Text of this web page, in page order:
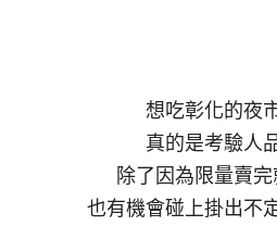
想吃彰化的夜
真的是考驗人
除了因為限量賣
也有機會碰上掛出不